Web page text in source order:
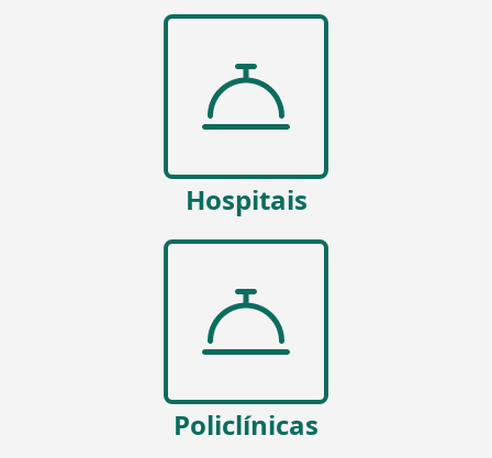
Hospitais
Policlínicas